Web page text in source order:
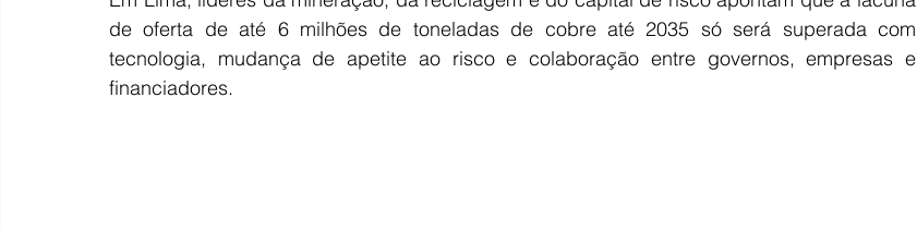
de oferta de até 6 milhões de toneladas de cobre até 2035 só será superada com
tecnologia, mudança de apetite ao risco e colaboração entre governos, empresas e
financiadores.